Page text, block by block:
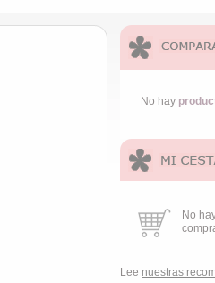
No hay
No
Lee nuestras